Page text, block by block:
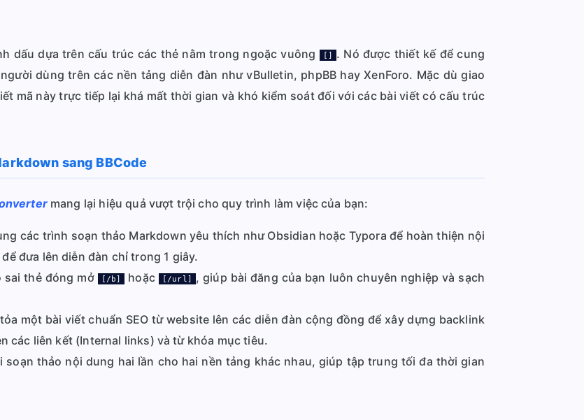
dấu dựa trên cấu trúc các thẻ nằm trong ngoặc vuông [] . Nó được thiết kế để cung
dùng trên các nền tảng diễn đàn như vBulletin, phpBB hay XenForo. Mặc dù giao
mã này trực tiếp lại khá mất thời gian và khó kiểm soát đối với các bài viết có cấu trúc
sang BBCode
mang lại hiệu quả vượt trội cho quy trình làm việc của bạn:
các trình soạn thảo Markdown yêu thích như Obsidian hoặc Typora để hoàn thiện nội
đưa lên diễn đàn chỉ trong 1 giây.
sai thẻ đóng mở [/b] hoặc [/url] , giúp bài đăng của bạn luôn chuyên nghiệp và sạch
một bài viết chuẩn SEO từ website lên các diễn đàn cộng đồng để xây dựng backlink
các liên kết (Internal links) và từ khóa mục tiêu.
soạn thảo nội dung hai lần cho hai nền tảng khác nhau, giúp tập trung tối đa thời gian